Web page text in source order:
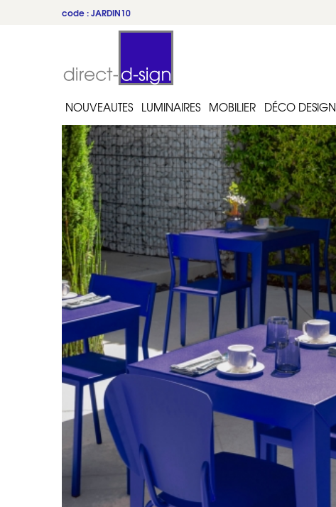
code : JARDIN10
NOUVEAUTES LUMINAIRES MOBILIER DÉCO DESIGN